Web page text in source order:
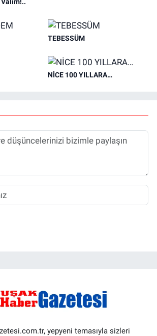
Valim!..
TEBESSÜM
NİCE 100 YILLARA…
yepyeni temasıyla sizleri